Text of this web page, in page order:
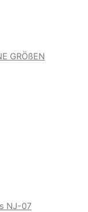
GRÖßEN
NJ-07